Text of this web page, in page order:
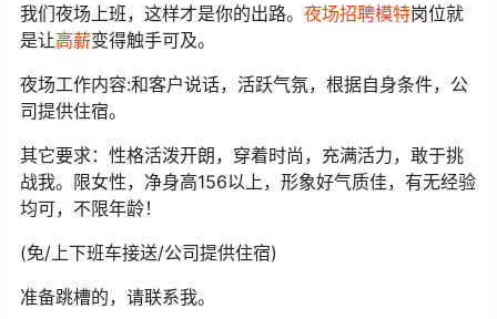
我们夜场上班，这样才是你的出路。 夜场招聘模特岗位就
是让高薪变得触手可及。
夜场工作内容:和客户说话，活跃气氛，根据自身条件，公
司提供住宿。
其它要求：性格活泼开朗，穿着时尚，充满活力，敢于挑
战我。限女性，净身高156以上，形象好气质佳，有无经验
均可，不限年龄！
(免/上下班车接送/公司提供住宿)
准备跳槽的，请联系我。